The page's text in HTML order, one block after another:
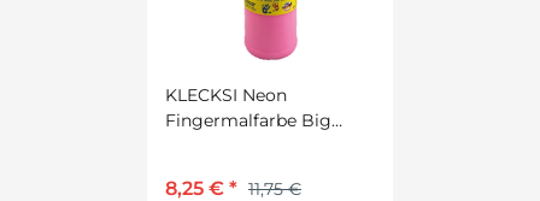
KLECKSI Neon
Fingermalfarbe Big
8,25 € * 11,75 €